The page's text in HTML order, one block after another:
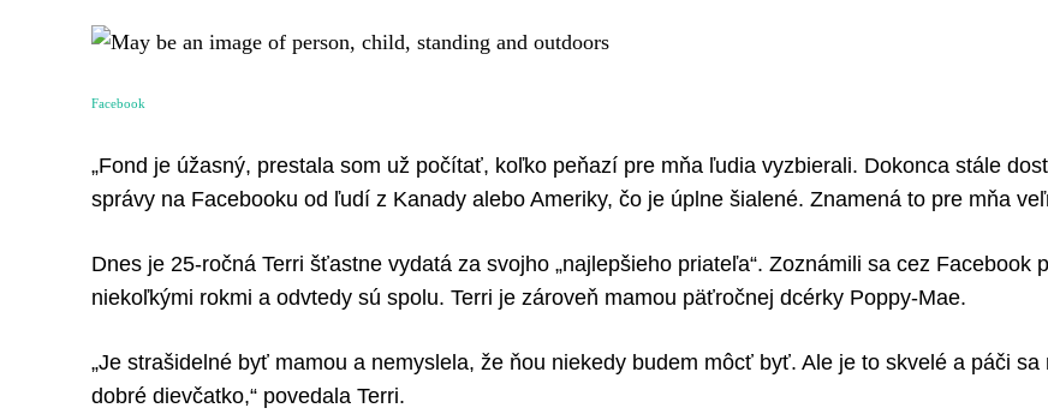
Facebook
„Fond je úžasný, prestala som už počítať, koľko peňazí pre mňa ľudia vyzbierali. Dokonca stále
správy na Facebooku od ľudí z Kanady alebo Ameriky, čo je úplne šialené. Znamená to pre mňa
Dnes je 25-ročná Terri šťastne vydatá za svojho „najlepšieho priateľa“. Zoznámili sa cez Facebook
niekoľkými rokmi a odvtedy sú spolu. Terri je zároveň mamou päťročnej dcérky Poppy-Mae.
„Je strašidelné byť mamou a nemyslela, že ňou niekedy budem môcť byť. Ale je to skvelé a páči sa
dobré dievčatko,“ povedala Terri.